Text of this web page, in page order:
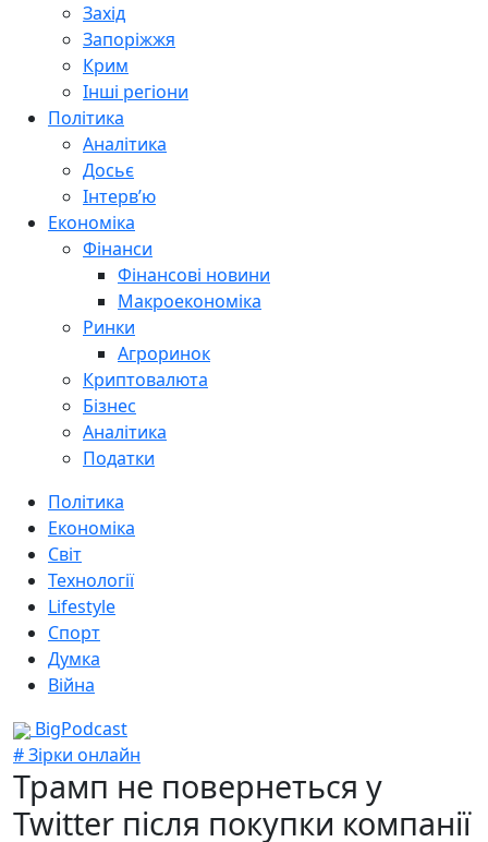
Захід
Запоріжжя
Крим
Інші регіони
Політика
Аналітика
Досьє
Інтерв’ю
Економіка
Фінанси
Фінансові новини
Макроекономіка
Ринки
Агроринок
Криптовалюта
Бізнес
Аналітика
Податки
Політика
Економіка
Світ
Технології
Lifestyle
Спорт
Думка
Війна
BigPodcast
# Зірки онлайн
Трамп не повернеться у
Twitter після покупки компанії